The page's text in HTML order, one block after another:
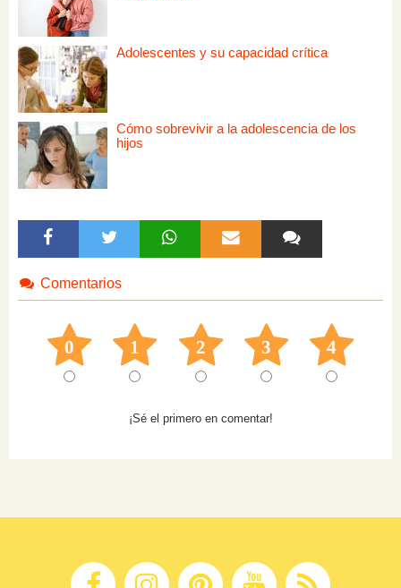
Adolescentes y su capacidad crítica
Cómo sobrevivir a la adolescencia de los
hijos
Comentarios
0 1 2 3 4
¡Sé el primero en comentar!